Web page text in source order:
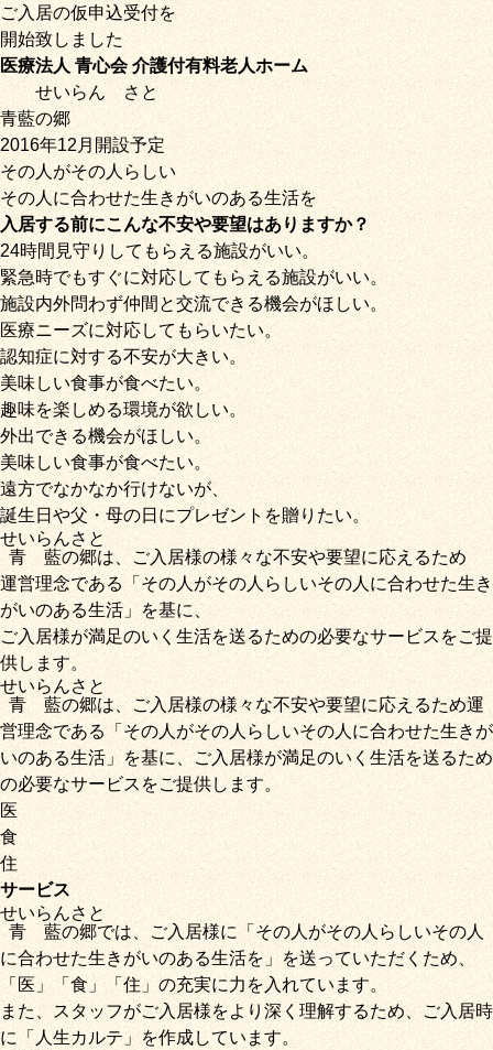
ご入居の仮申込受付を
開始致しました
医療法人 青心会 介護付有料老人ホーム
せいらんさと
青藍の郷
2016年12月開設予定
その人がその人らしい
その人に合わせた生きがいのある生活を
入居する前にこんな不安や要望はありますか？
24時間見守りしてもらえる施設がいい。
緊急時でもすぐに対応してもらえる施設がいい。
施設内外問わず仲間と交流できる機会がほしい。
医療ニーズに対応してもらいたい。
認知症に対する不安が大きい。
美味しい食事が食べたい。
趣味を楽しめる環境が欲しい。
外出できる機会がほしい。
美味しい食事が食べたい。
遠方でなかなか行けないが、
誕生日や父・母の日にプレゼントを贈りたい。
青藍
せいらん
の郷
さと
は、ご入居様の様々な不安や要望に応えるため
運営理念である「その人がその人らしいその人に合わせた生き
がいのある生活」を基に、
ご入居様が満足のいく生活を送るための必要なサービスをご提
供します。
青藍
せいらん
の郷
さと
は、ご入居様の様々な不安や要望に応えるため運
営理念である「その人がその人らしいその人に合わせた生きが
いのある生活」を基に、ご入居様が満足のいく生活を送るため
の必要なサービスをご提供します。
医
食
住
サービス
青藍
せいらん
の郷
さと
では、ご入居様に「その人がその人らしいその人
に合わせた生きがいのある生活を」を送っていただくため、
「医」 「食」「住」の充実に力を入れています。
また、スタッフがご入居様をより深く理解するため、ご入居時
に「人生カルテ」を作成しています。